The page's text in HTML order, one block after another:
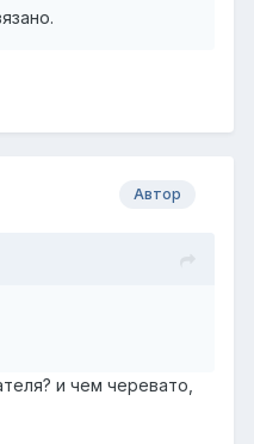
Автор
и чем черевато,